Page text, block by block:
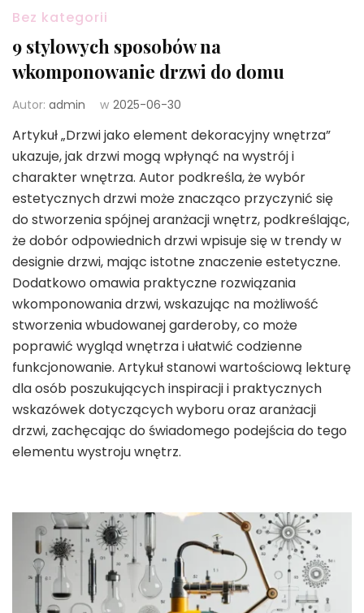
Bez kategorii
9 stylowych sposobów na
wkomponowanie drzwi do domu
Autor: admin w 2025-06-30
Artykuł „Drzwi jako element dekoracyjny wnętrza”
ukazuje, jak drzwi mogą wpłynąć na wystrój i
charakter wnętrza. Autor podkreśla, że wybór
estetycznych drzwi może znacząco przyczynić się
do stworzenia spójnej aranżacji wnętrz, podkreślając,
że dobór odpowiednich drzwi wpisuje się w trendy w
designie drzwi, mając istotne znaczenie estetyczne.
Dodatkowo omawia praktyczne rozwiązania
wkomponowania drzwi, wskazując na możliwość
stworzenia wbudowanej garderoby, co może
poprawić wygląd wnętrza i ułatwić codzienne
funkcjonowanie. Artykuł stanowi wartościową lekturę
dla osób poszukujących inspiracji i praktycznych
wskazówek dotyczących wyboru oraz aranżacji
drzwi, zachęcając do świadomego podejścia do tego
elementu wystroju wnętrz.